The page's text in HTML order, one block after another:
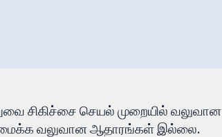
சிகிச்சை செயல் முறையில் வலுவான
வலுவான ஆதாரங்கள் இல்லை.